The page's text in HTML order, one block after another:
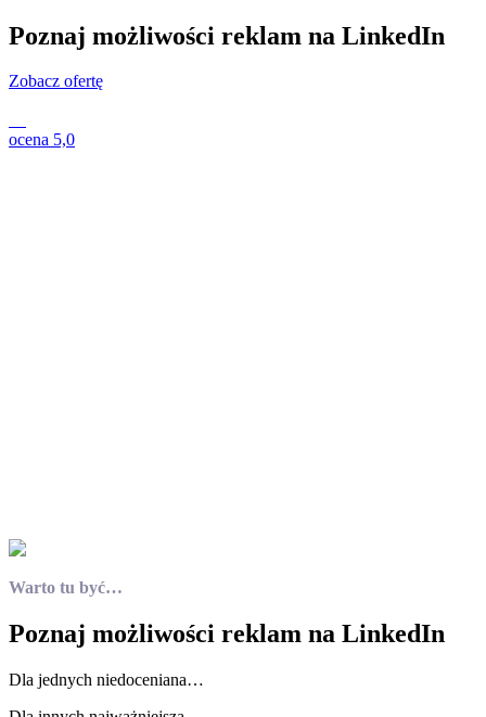
Poznaj możliwości reklam na LinkedIn
Zobacz ofertę
ocena 5,0
Warto tu być…
Poznaj możliwości reklam na LinkedIn
Dla jednych niedoceniana…